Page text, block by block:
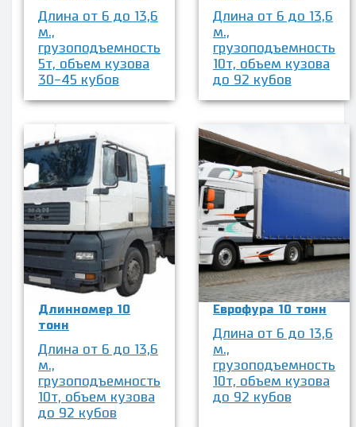
Длина от 6 до 13,6
м.,
грузоподъемность
5т, объем кузова
30-45 кубов
Длина от 6 до 13,6
м.,
грузоподъемность
10т, объем кузова
до 92 кубов
Длинномер 10
тонн
Длина от 6 до 13,6
м.,
грузоподъемность
10т, объем кузова
до 92 кубов
Еврофура 10 тонн
Длина от 6 до 13,6
м.,
грузоподъемность
10т, объем кузова
до 92 кубов